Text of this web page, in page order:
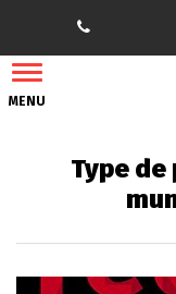
MENU
Type